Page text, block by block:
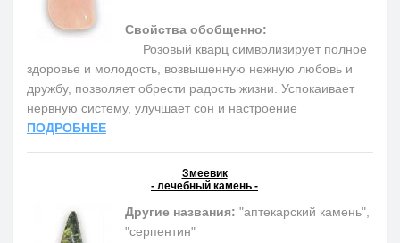
Свойства обобщенно:
Розовый кварц символизирует полное
здоровье и молодость, возвышенную нежную любовь и
дружбу, позволяет обрести радость жизни. Успокаивает
нервную систему, улучшает сон и настроение
ПОДРОБНЕЕ
Змеевик
- лечебный камень -
Другие названия: "аптекарский камень",
"серпентин"